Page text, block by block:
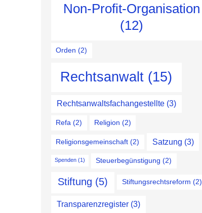
Non-Profit-Organisation
(12)
Orden (2)
Rechtsanwalt (15)
Rechtsanwaltsfachangestellte(3)
Refa (2) Religion (2)
Religionsgemeinschaft (2) Satzung (3)
Spenden(1) Steuerbegünstigung (2)
Stiftung (5) Stiftungsrechtsreform (2)
Transparenzregister(3)